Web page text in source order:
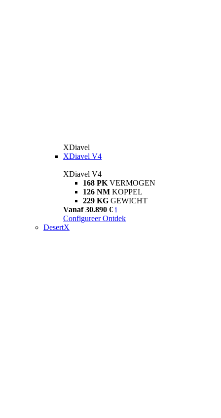
XDiavel
XDiavel V4
XDiavel V4
168 PK VERMOGEN
126 NM KOPPEL
229 KG GEWICHT
Vanaf 30.890 € i
Configureer Ontdek
DesertX